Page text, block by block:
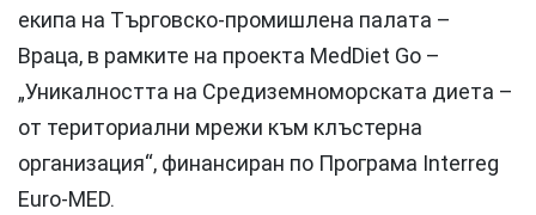
екипа на Търговско-промишлена палата –
Враца, в рамките на проекта MedDiet Go –
„Уникалността на Средиземноморската диета –
от териториални мрежи към клъстерна
организация“, финансиран по Програма Interreg
Euro-MED.